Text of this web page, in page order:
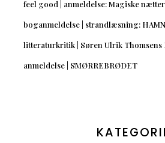
feel good | anmeldelse: Magiske
boganmeldelse | strandlæsning:
litteraturkritik | Søren Ulrik Thomsens
anmeldelse | SMØRREBRØDET